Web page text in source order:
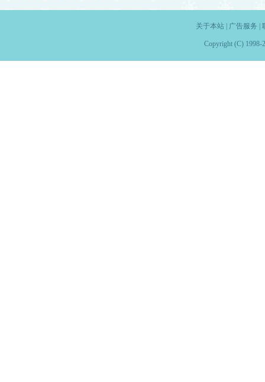
关于本站| 广告服务
Copyright (C) 1998-